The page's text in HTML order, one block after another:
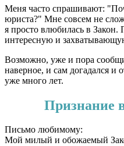
Меня часто спрашивают:
юриста?" Мне совсем не
я просто влюбилась в Закон.
интересную и
Возможно, уже и пора
наверное, и сам догадался и
уже много лет.
Признание
Письмо любимому:
Мой милый и обожаемый